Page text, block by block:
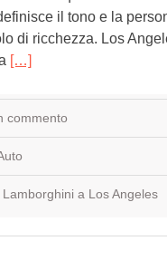
il tono e la
di ricchezza. Los
[…]
commento
a Los Angeles